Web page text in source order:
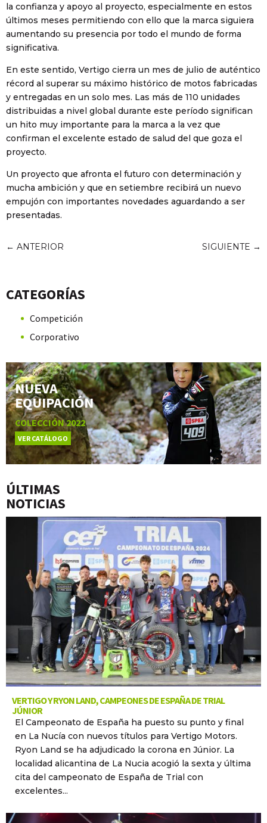
la confianza y apoyo al proyecto, especialmente en estos
últimos meses permitiendo con ello que la marca siguiera
aumentando su presencia por todo el mundo de forma
significativa.
En este sentido, Vertigo cierra un mes de julio de auténtico
récord al superar su máximo histórico de motos fabricadas
y entregadas en un solo mes. Las más de 110 unidades
distribuidas a nivel global durante este período significan
un hito muy importante para la marca a la vez que
confirman el excelente estado de salud del que goza el
proyecto.
Un proyecto que afronta el futuro con determinación y
mucha ambición y que en setiembre recibirá un nuevo
empujón con importantes novedades aguardando a ser
presentadas.
← ANTERIOR SIGUIENTE →
CATEGORÍAS
Competición
Corporativo
NUEVA
EQUIPACIÓN
COLECCIÓN 2022
VER CATÁLOGO
ÚLTIMAS
NOTICIAS
VERTIGO Y RYON LAND, CAMPEONES DE ESPAÑA DE TRIAL
JÚNIOR
El Campeonato de España ha puesto su punto y final
en La Nucía con nuevos títulos para Vertigo Motors.
Ryon Land se ha adjudicado la corona en Júnior. La
localidad alicantina de La Nucia acogió la sexta y última
cita del campeonato de España de Trial con
excelentes...